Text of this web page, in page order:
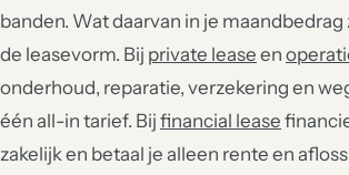
banden. Wat daarvan in je maandbedrag
de leasevorm. Bij private lease en
onderhoud, reparatie, verzekering en
één all-in tarief. Bij financial lease
zakelijk en betaal je alleen rente en